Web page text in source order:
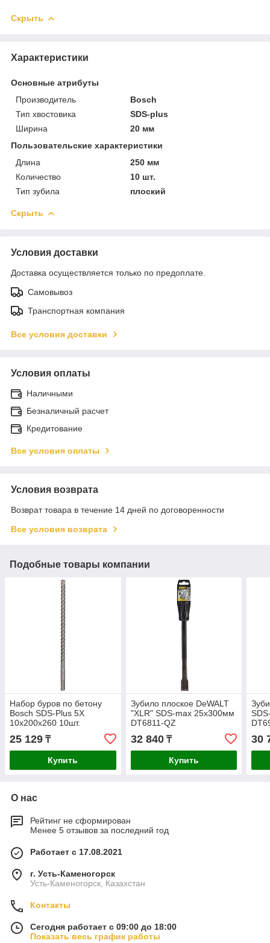
Скрыть
Характеристики
Основные атрибуты
Производитель
Bosch
Тип хвостовика
SDS-plus
Ширина
20 мм
Пользовательские характеристики
Длина
250 мм
Количество
10 шт.
Тип зубила
плоский
Скрыть
Условия доставки
Доставка осуществляется только по предоплате.
Самовывоз
Транспортная компания
Все условия доставки
Условия оплаты
Наличными
Безналичный расчет
Кредитование
Все условия оплаты
Условия возврата
Возврат товара в течение 14 дней по договоренности
Все условия возврата
Подобные товары компании
Набор буров по бетону
Bosch SDS-Plus 5X
10х200х260 10шт.
2608833904
25 129 ₸
Купить
Зубило плоское DeWALT
"XLR" SDS-max 25х300мм
DT6811-QZ
32 840₸
Купить
30
О нас
Рейтинг не сформирован
Менее 5 отзывов за последний год
Работает с 17.08.2021
г. Усть-Каменогорск
Усть-Каменогорск, Казахстан
Контакты
Сегодня работает с 09:00 до 18:00
Показать весь график работы